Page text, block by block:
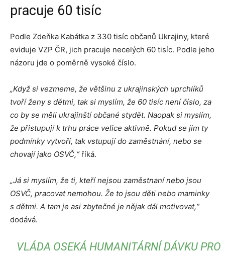
pracuje 60 tisíc
Podle Zdeňka Kabátka z 330 tisíc občanů Ukrajiny, které
eviduje VZP ČR, jich pracuje necelých 60 tisíc. Podle jeho
názoru jde o poměrně vysoké číslo.
„Když si vezmeme, že většinu z ukrajinských uprchlíků
tvoří ženy s dětmi, tak si myslím, že 60 tisíc není číslo, za
co by se měli ukrajinští občané stydět. Naopak si myslím,
že přistupují k trhu práce velice aktivně. Pokud se jim ty
podmínky vytvoří, tak vstupují do zaměstnání, nebo se
chovají jako OSVČ,“říká.
„Já si myslím, že ti, kteří nejsou zaměstnaní nebo jsou
OSVČ, pracovat nemohou. Že to jsou děti nebo maminky
s dětmi. A tam je asi zbytečné je nějak dál motivovat,“
dodává.
VLÁDA OSEKÁ HUMANITÁRNÍ DÁVKU PRO